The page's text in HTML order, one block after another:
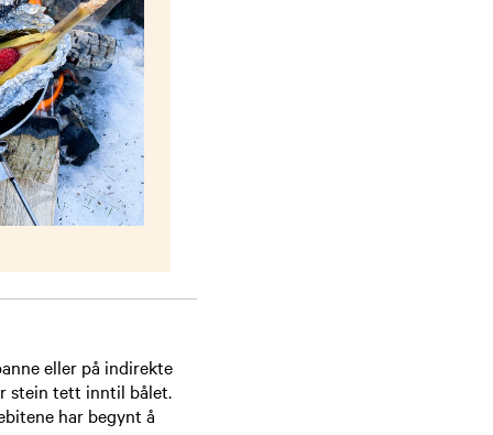
eller på indirekte
stein tett inntil bålet.
har begynt å